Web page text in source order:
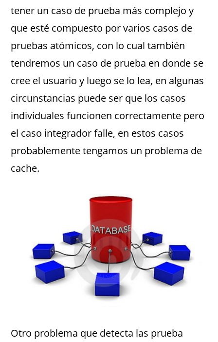
tener un caso de prueba más complejo y
que esté compuesto por varios casos de
pruebas atómicos, con lo cual también
tendremos un caso de prueba en donde se
cree el usuario y luego se lo lea, en algunas
circunstancias puede ser que los casos
individuales funcionen correctamente pero
el caso integrador falle, en estos casos
probablemente tengamos un problema de
cache.
Otro problema que detecta las prueba